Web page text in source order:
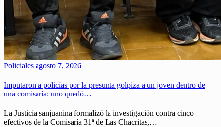
Policiales agosto 7, 2026
Imputaron a policías por la presunta golpiza a un joven dentro de
una comisaría: uno quedó…
La Justicia sanjuanina formalizó la investigación contra cinco
efectivos de la Comisaría 31ª de Las Chacritas,…